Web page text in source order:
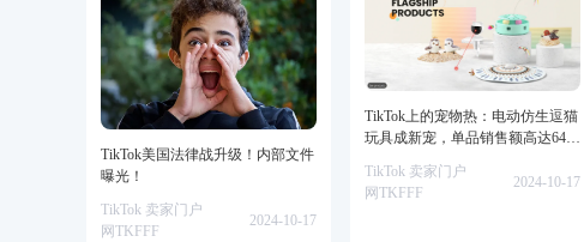
TikTok美国法律战升级！内部文件
曝光！
TikTok 卖家门户
网TKFFF
2024-10-17
TikTok上的宠物热：电动仿生逗猫
玩具成新宠，单品销售额高达64万
TikTok 卖家门户
网TKFFF
2024-10-17